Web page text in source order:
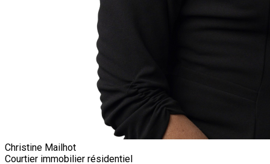
Christine Mailhot
Courtier immobilier résidentiel